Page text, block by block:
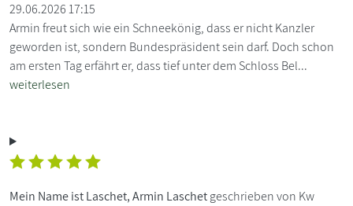
29.06.2026 17:15
Armin freut sich wie ein Schneekönig, dass er nicht Kanzler
geworden ist, sondern Bundespräsident sein darf. Doch schon
am ersten Tag erfährt er, dass tief unter dem Schloss Bel...
weiterlesen
Mein Name ist Laschet, Armin Laschetgeschrieben von Kw